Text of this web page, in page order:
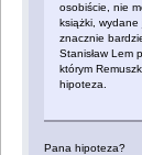
osobiście, nie
książki, wydane
znacznie
‎Stanisław Lem
którym
hipoteza.‎
Pana hipoteza?‎